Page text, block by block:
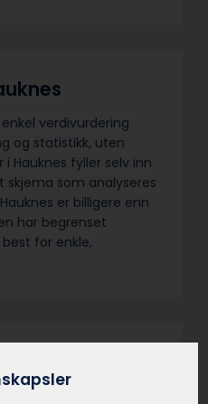
verdivurdering
og statistikk, uten
i Hauknes fyller selv inn
skjema som analyseres
er billigere enn
har begrenset
for enkle,